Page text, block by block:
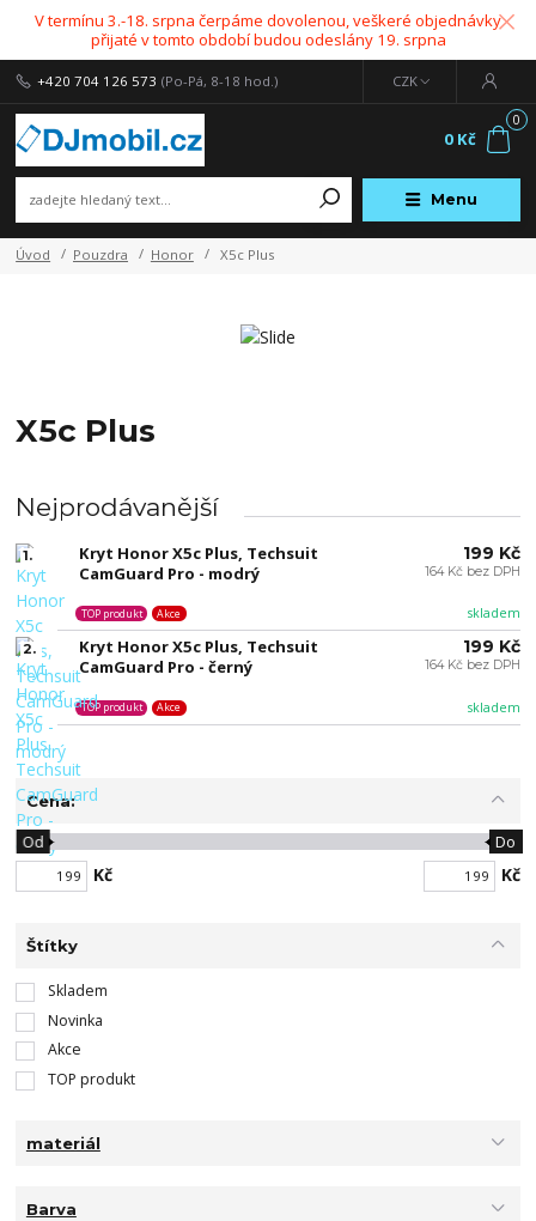
V termínu 3.-18. srpna čerpáme dovolenou, veškeré objednávky
přijaté v tomto období budou odeslány 19. srpna
Menu
CZK
+420 704 126 573 (Po-Pá, 8-18 hod.)
0
0 Kč
Úvod Pouzdra Honor X5c Plus
X5c Plus
Nejprodávanější
1.
Kryt Honor X5c Plus, Techsuit
CamGuard Pro - modrý
skladem
TOP produkt Akce
199 Kč
164 Kč bez DPH
2.
Kryt Honor X5c Plus, Techsuit
CamGuard Pro - černý
skladem
TOP produkt Akce
199 Kč
164 Kč bez DPH
Cena:
Kč
Od Do
Kč
Štítky
Skladem
Novinka
Akce
TOP produkt
materiál
Barva